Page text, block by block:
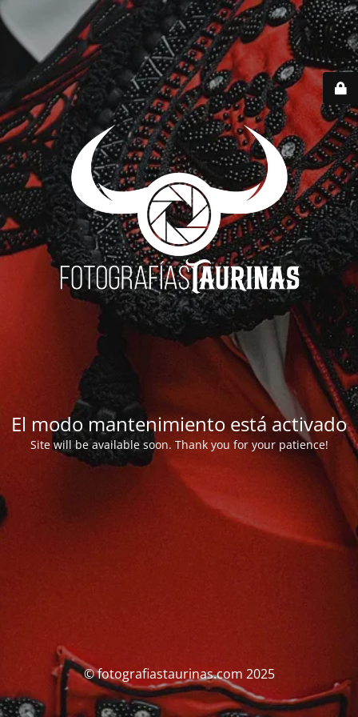
El modo mantenimiento está activado
Site will be available soon. Thank you for your patience!
© fotografiastaurinas.com 2025